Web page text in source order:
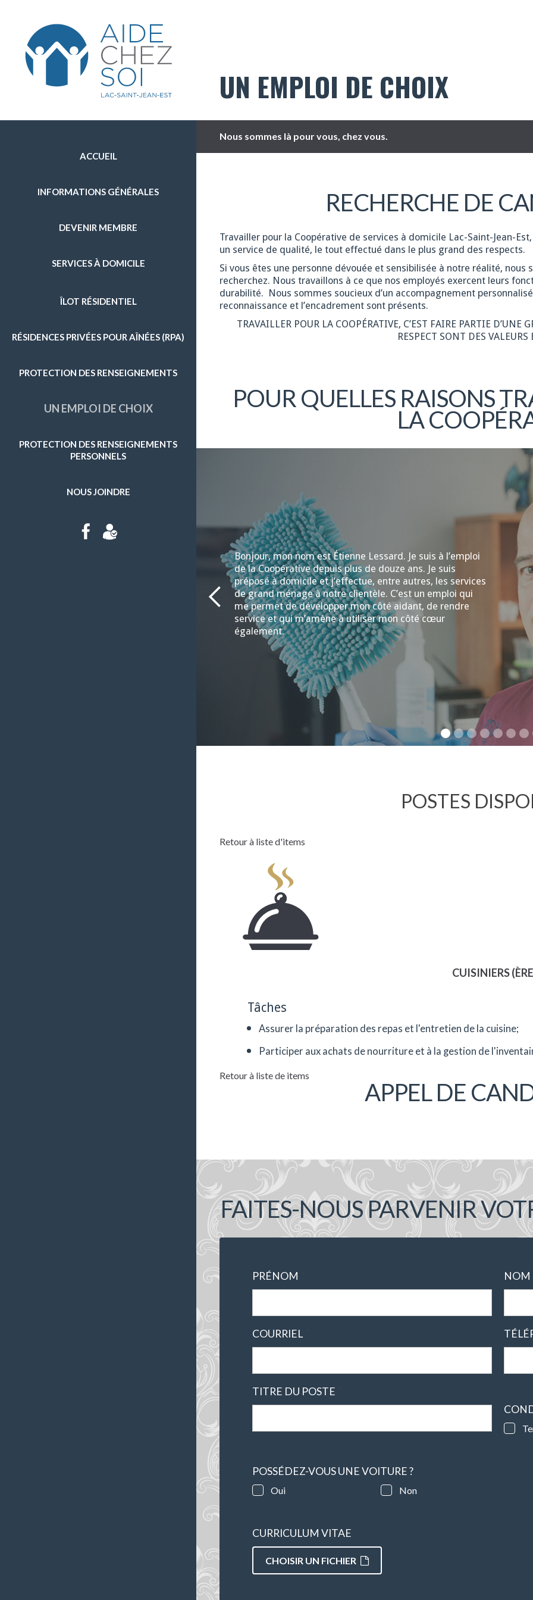
ACCUEIL
INFORMATIONS GÉNÉRALES
DEVENIR MEMBRE
SERVICES À DOMICILE
PRÉPARATION DE REPAS
APPROVISIONNEMENT ET AUTRES COURSES
ÎLOT RÉSIDENTIEL
RÉSIDENCES PRIVÉES POUR AÎNÉES (RPA)
PROTECTION DES RENSEIGNEMENTS
UN EMPLOI DE CHOIX
PROTECTION DES RENSEIGNEMENTS
PERSONNELS
NOUS JOINDRE
FACEBOOK
UN EMPLOI DE CHOIX
Nous sommes là pour vous, chez vous.
RECHERCHE DE
Travailler pour la Coopérative de services à domicile Lac-Saint-Jean-
un service de qualité, le tout effectué dans le plus grand des respects.
Si vous êtes une personne dévouée et sensibilisée à notre réalité, nous
recherchez. Nous travaillons à ce que nos employés exercent leurs
durabilité. Nous sommes soucieux d’un accompagnement
reconnaissance et l’encadrement sont présents.
TRAVAILLER POUR LA COOPÉRATIVE, C’EST FAIRE PARTIE
RESPECT SONT DES VALEURS
POUR QUELLES RAISONS
LA
Bonjour, mon nom est Étienne Lessard. Je suis à l’emploi
de la Coopérative depuis plus de douze ans. Je suis
préposé à domicile et j’effectue, entre autres, les services
de grand ménage à notre clientèle. C’est un emploi qui
me permet de développer mon côté aidant, de rendre
service et qui m’amène à utiliser mon côté cœur
également.
POSTES
Retour à liste d'items
CUISINIERS
Tâches
Assurer la préparation des repas et l'entretien de la cuisine;
Participer aux achats de nourriture et à la gestion de
Retour à liste de items
APPEL DE
FAITES-NOUS PARVENIR
PRÉNOM NOM
COURRIEL
TITRE DU POSTE
POSSÉDEZ-VOUS UNE VOITURE ?
Oui Non
CURRICULUM VITAE
CHOISIR UN FICHIER